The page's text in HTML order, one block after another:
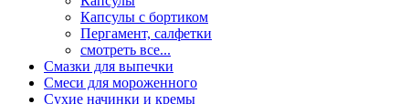
Капсулы с бортиком
Пергамент, салфетки
смотреть все...
Смазки для выпечки
Смеси для мороженного
Сухие начинки и кремы